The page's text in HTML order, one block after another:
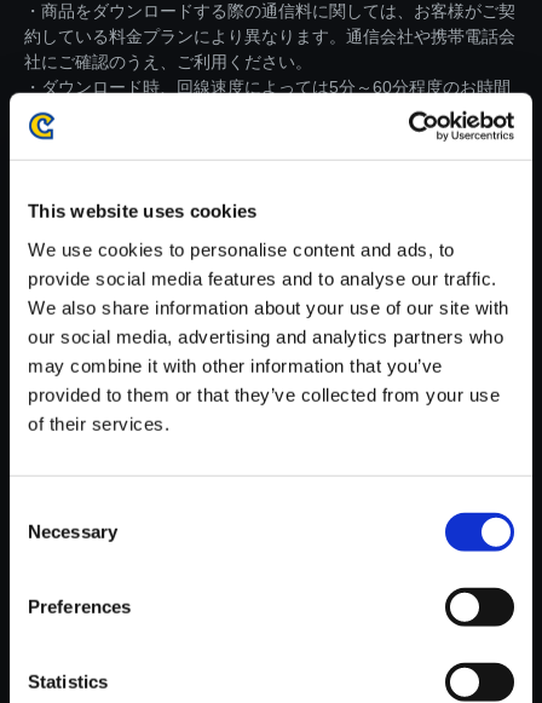
This website uses cookies
We use cookies to personalise content and ads, to
provide social media features and to analyse our traffic.
We also share information about your use of our site with
our social media, advertising and analytics partners who
may combine it with other information that you’ve
provided to them or that they’ve collected from your use
of their services.
Selection
Necessary
Preferences
Statistics
・商品をダウンロードする際の通信料に関しては、お客様がご契
約している料金プランにより異なります。通信会社や携帯電話会
社にご確認のうえ、ご利用ください。
・ダウンロード時、回線速度によっては5分～60分程度のお時間
がかかる場合がございます。
※ご購入いただいたファイルのダウンロードの際には、通信環境
が安定しているWifi環境でお試しください。
【単曲】デビル メイ クライ 4 オ
リジナル・サウンドトラック 試
練の階段へ
おすすめ商品